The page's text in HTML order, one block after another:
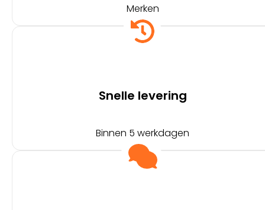
Merken
Snelle levering
Binnen 5 werkdagen